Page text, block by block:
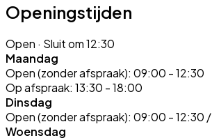
Openingstijden
Open · Sluit om 12:30
Maandag
Open (zonder afspraak): 09:00 - 12:30
Op afspraak: 13:30 - 18:00
Dinsdag
Open (zonder afspraak): 09:00 - 12:30
Woensdag